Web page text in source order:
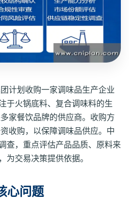
计划收购一家调味品生产企业
于火锅底料、复合调味料的生
家餐饮品牌的供应商。收购方
收购，以保障调味品供应。中
查，重点评估产品品质、原料来
为交易决策提供依据。
心问题